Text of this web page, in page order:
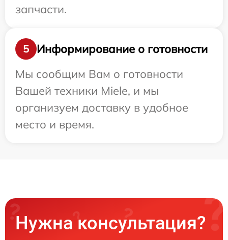
запчасти.
5
Информирование о готовности
Мы сообщим Вам о готовности
Вашей техники Miele, и мы
организуем доставку в удобное
место и время.
Нужна консультация?